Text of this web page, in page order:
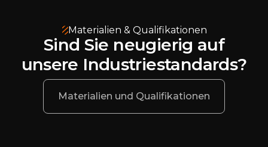
Materialien & Qualifikationen
Sind Sie neugierig auf
unsere Industriestandards?
Materialien und Qualifikationen